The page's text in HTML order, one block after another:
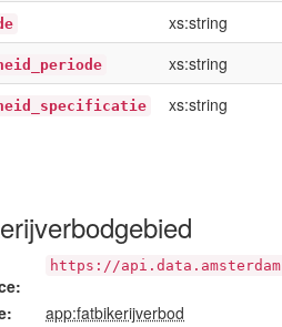
xs:string
xs:string
xs:string
https://
app:fatbikerijverbod